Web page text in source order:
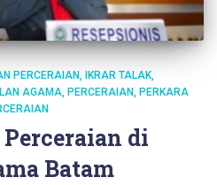
PERCERAIAN
IKRAR TALAK
AGAMA PERCERAIAN
PERKARA
di
Batam